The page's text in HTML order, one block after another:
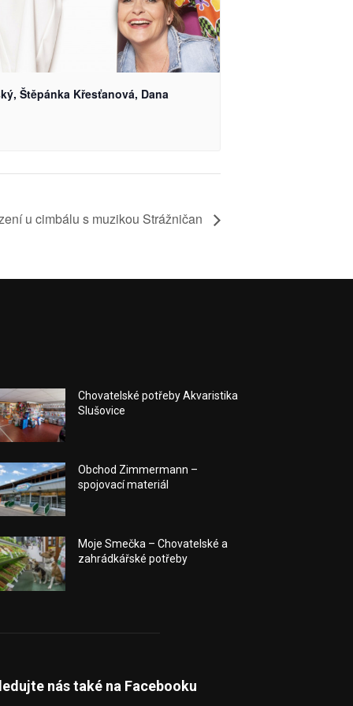
Štěpánka Křesťanová, Dana
u cimbálu s muzikou Strážničan
Chovatelské potřeby Akvaristika
Slušovice
Obchod Zimmermann –
spojovací materiál
Moje Smečka – Chovatelské a
zahrádkářské potřeby
nás také na Facebooku